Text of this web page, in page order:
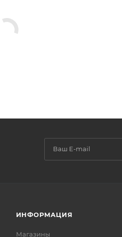
ИНФОРМАЦИЯ
Магазины